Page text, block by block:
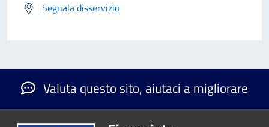
Segnala disservizio
Valuta questo sito, aiutaci a migliorare